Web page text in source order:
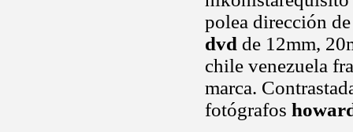
polea dirección
dvd de 12mm,
chile venezuela
marca.
fotógrafos